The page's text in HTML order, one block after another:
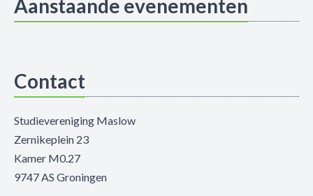
Aanstaande evenementen
Contact
Studievereniging Maslow
Zernikeplein 23
Kamer M0.27
9747 AS Groningen